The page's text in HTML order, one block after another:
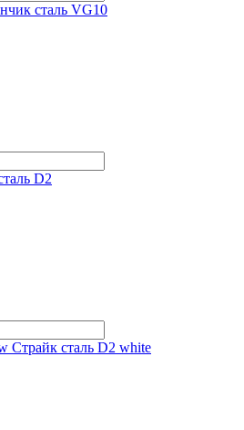
сталь VG10
D2
Страйк сталь D2 white